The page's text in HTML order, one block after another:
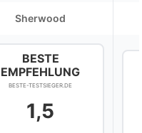
Sherwood
BESTE
EMPFEHLUNG
BESTE-TESTSIEGER.DE
1,5